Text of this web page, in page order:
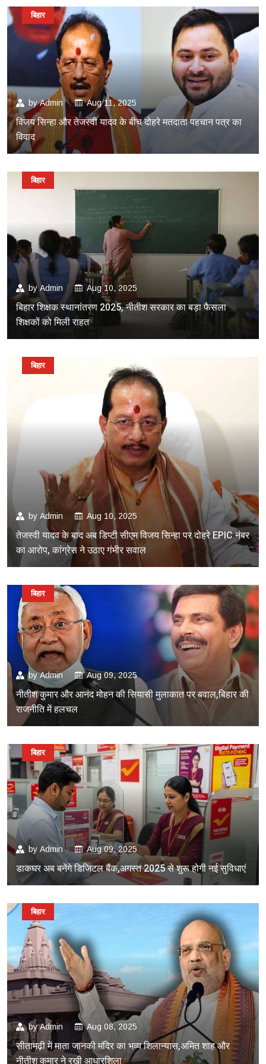
byAdmin Aug 11, 2025
विजय सिन्हा और तेजस्वी यादव के बीच दोहरे मतदाता पहचान पत्र का
विवाद
बिहार
byAdmin Aug 10, 2025
बिहार शिक्षक स्थानांतरण 2025, नीतीश सरकार का बड़ा फैसला
शिक्षकों को मिली राहत
बिहार
by Admin Aug 10, 2025
तेजस्वी यादव के बाद अब डिप्टी सीएम विजय सिन्हा पर दोहरे EPIC नंबर
का आरोप, कांग्रेस ने उठाए गंभीर सवाल
बिहार
byAdmin Aug 09, 2025
नीतीश कुमार और आनंद मोहन की सियासी मुलाकात पर बवाल,बिहार की
राजनीति में हलचल
बिहार
by Admin Aug 09, 2025
डाकघर अब बनेंगे डिजिटल बैंक,अगस्त 2025 से शुरू होगी नई सुविधाएं
बिहार
byAdmin Aug 08, 2025
सीतामढ़ी में माता जानकी मंदिर का भव्य शिलान्यास,अमित शाह और
नीतीश कुमार ने रखी आधारशिला
बिहार